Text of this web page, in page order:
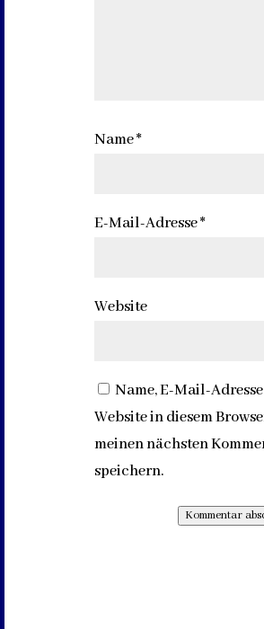
Name*
E-Mail-Adresse*
Website
Name, E-Mail-
Website in diesem
meinen nächsten
speichern.
Kommentar